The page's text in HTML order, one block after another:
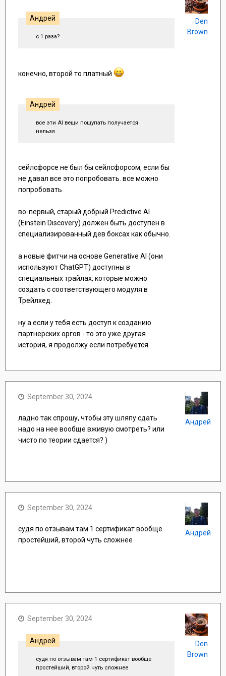
Андрей
с 1 раза?
конечно, второй то платный
Андрей
все эти AI вещи пощупать получается
нельзя
сейлсфорсе не был бы сейлсфорсом, если бы
не давал все это попробовать. все можно
попробовать
во-первый, старый добрый Predictive AI
(Einstein Discovery) должен быть доступен в
специализированный дев боксах как обычно.
а новые фитчи на основе Generative AI (они
используют ChatGPT) доступны в
специальных трайлах, которые можно
создать с соответствующего модуля в
Трейлхед.
ну а если у тебя есть доступ к созданию
партнерских оргов - то это уже другая
история, я продолжу если потребуется
Den
Brown
September 30, 2024
ладно так спрошу, чтобы эту шляпу сдать
надо на нее вообще вживую смотреть? или
чисто по теории сдается? )
Андрей
September 30, 2024
судя по отзывам там 1 сертификат вообще
простейший, второй чуть сложнее
Андрей
September 30, 2024
Андрей
судя по отзывам там 1 сертификат вообще
простейший, второй чуть сложнее
Den
Brown